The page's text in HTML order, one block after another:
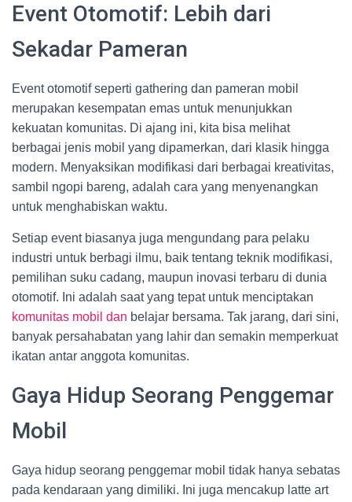
Event Otomotif: Lebih dari
Sekadar Pameran
Event otomotif seperti gathering dan pameran mobil
merupakan kesempatan emas untuk menunjukkan
kekuatan komunitas. Di ajang ini, kita bisa melihat
berbagai jenis mobil yang dipamerkan, dari klasik hingga
modern. Menyaksikan modifikasi dari berbagai kreativitas,
sambil ngopi bareng, adalah cara yang menyenangkan
untuk menghabiskan waktu.
Setiap event biasanya juga mengundang para pelaku
industri untuk berbagi ilmu, baik tentang teknik modifikasi,
pemilihan suku cadang, maupun inovasi terbaru di dunia
otomotif. Ini adalah saat yang tepat untuk menciptakan
komunitas mobil dan belajar bersama. Tak jarang, dari sini,
banyak persahabatan yang lahir dan semakin memperkuat
ikatan antar anggota komunitas.
Gaya Hidup Seorang Penggemar
Mobil
Gaya hidup seorang penggemar mobil tidak hanya sebatas
pada kendaraan yang dimiliki. Ini juga mencakup latte art